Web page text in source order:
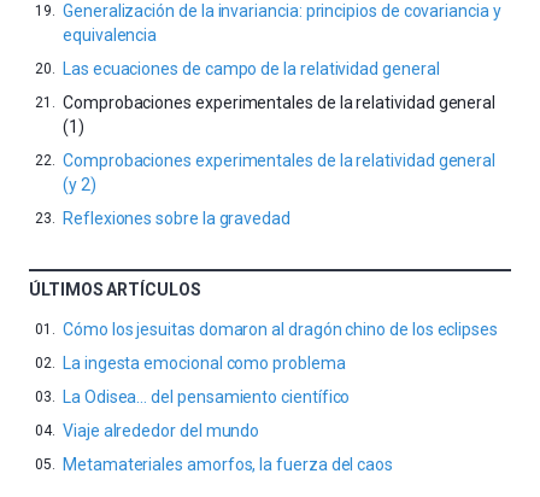
Generalización de la invariancia: principios de covariancia y
equivalencia
Las ecuaciones de campo de la relatividad general
Comprobaciones experimentales de la relatividad general
(1)
Comprobaciones experimentales de la relatividad general
(y 2)
Reflexiones sobre la gravedad
ÚLTIMOS ARTÍCULOS
Cómo los jesuitas domaron al dragón chino de los eclipses
La ingesta emocional como problema
La Odisea… del pensamiento científico
Viaje alrededor del mundo
Metamateriales amorfos, la fuerza del caos